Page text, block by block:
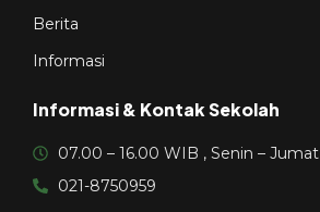
Berita
Informasi
Informasi & Kontak Sekolah
07.00 – 16.00 WIB , Senin – Jumat
021-8750959